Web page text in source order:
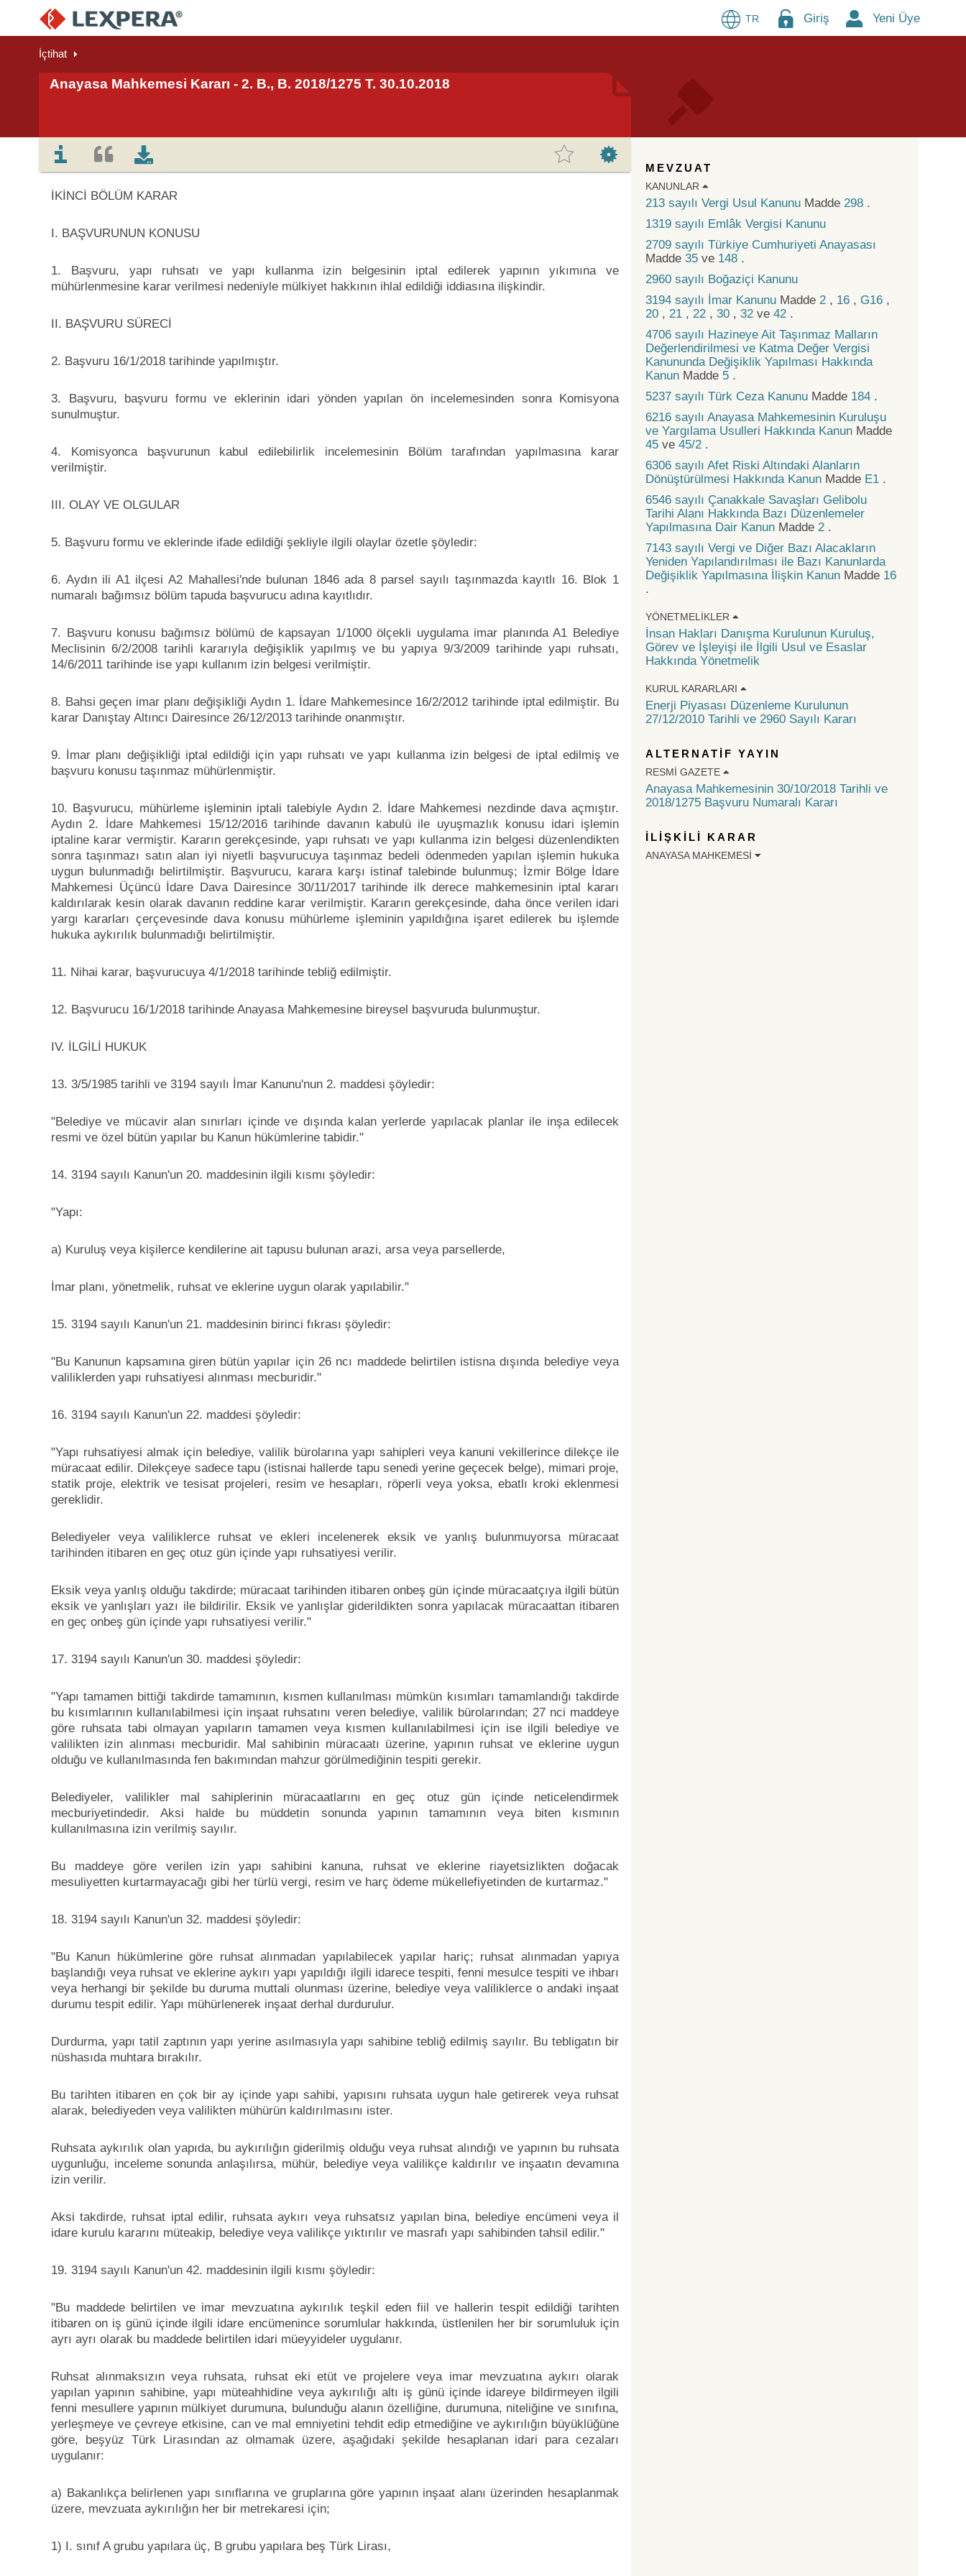
TR Giriş Yeni Üye
İçtihat
Anayasa Mahkemesi Kararı - 2. B., B. 2018/1275 T. 30.10.2018
İKİNCİ BÖLÜM KARAR
I. BAŞVURUNUN KONUSU
1. Başvuru, yapı ruhsatı ve yapı kullanma izin belgesinin iptal edilerek yapının yıkımına ve
mühürlenmesine karar verilmesi nedeniyle mülkiyet hakkının ihlal edildiği iddiasına ilişkindir.
II. BAŞVURU SÜRECİ
2. Başvuru 16/1/2018 tarihinde yapılmıştır.
3. Başvuru, başvuru formu ve eklerinin idari yönden yapılan ön incelemesinden sonra Komisyona
sunulmuştur.
4. Komisyonca başvurunun kabul edilebilirlik incelemesinin Bölüm tarafından yapılmasına karar
verilmiştir.
III. OLAY VE OLGULAR
5. Başvuru formu ve eklerinde ifade edildiği şekliyle ilgili olaylar özetle şöyledir:
6. Aydın ili A1 ilçesi A2 Mahallesi'nde bulunan 1846 ada 8 parsel sayılı taşınmazda kayıtlı 16. Blok 1
numaralı bağımsız bölüm tapuda başvurucu adına kayıtlıdır.
7. Başvuru konusu bağımsız bölümü de kapsayan 1/1000 ölçekli uygulama imar planında A1 Belediye
Meclisinin 6/2/2008 tarihli kararıyla değişiklik yapılmış ve bu yapıya 9/3/2009 tarihinde yapı ruhsatı,
14/6/2011 tarihinde ise yapı kullanım izin belgesi verilmiştir.
8. Bahsi geçen imar planı değişikliği Aydın 1. İdare Mahkemesince 16/2/2012 tarihinde iptal edilmiştir. Bu
karar Danıştay Altıncı Dairesince 26/12/2013 tarihinde onanmıştır.
9. İmar planı değişikliği iptal edildiği için yapı ruhsatı ve yapı kullanma izin belgesi de iptal edilmiş ve
başvuru konusu taşınmaz mühürlenmiştir.
10. Başvurucu, mühürleme işleminin iptali talebiyle Aydın 2. İdare Mahkemesi nezdinde dava açmıştır.
Aydın 2. İdare Mahkemesi 15/12/2016 tarihinde davanın kabulü ile uyuşmazlık konusu idari işlemin
iptaline karar vermiştir. Kararın gerekçesinde, yapı ruhsatı ve yapı kullanma izin belgesi düzenlendikten
sonra taşınmazı satın alan iyi niyetli başvurucuya taşınmaz bedeli ödenmeden yapılan işlemin hukuka
uygun bulunmadığı belirtilmiştir. Başvurucu, karara karşı istinaf talebinde bulunmuş; İzmir Bölge İdare
Mahkemesi Üçüncü İdare Dava Dairesince 30/11/2017 tarihinde ilk derece mahkemesinin iptal kararı
kaldırılarak kesin olarak davanın reddine karar verilmiştir. Kararın gerekçesinde, daha önce verilen idari
yargı kararları çerçevesinde dava konusu mühürleme işleminin yapıldığına işaret edilerek bu işlemde
hukuka aykırılık bulunmadığı belirtilmiştir.
11. Nihai karar, başvurucuya 4/1/2018 tarihinde tebliğ edilmiştir.
12. Başvurucu 16/1/2018 tarihinde Anayasa Mahkemesine bireysel başvuruda bulunmuştur.
IV. İLGİLİ HUKUK
13. 3/5/1985 tarihli ve 3194 sayılı İmar Kanunu'nun 2. maddesi şöyledir:
"Belediye ve mücavir alan sınırları içinde ve dışında kalan yerlerde yapılacak planlar ile inşa edilecek
resmi ve özel bütün yapılar bu Kanun hükümlerine tabidir."
14. 3194 sayılı Kanun'un 20. maddesinin ilgili kısmı şöyledir:
"Yapı:
a) Kuruluş veya kişilerce kendilerine ait tapusu bulunan arazi, arsa veya parsellerde,
İmar planı, yönetmelik, ruhsat ve eklerine uygun olarak yapılabilir."
15. 3194 sayılı Kanun'un 21. maddesinin birinci fıkrası şöyledir:
"Bu Kanunun kapsamına giren bütün yapılar için 26 ncı maddede belirtilen istisna dışında belediye veya
valiliklerden yapı ruhsatiyesi alınması mecburidir."
16. 3194 sayılı Kanun'un 22. maddesi şöyledir:
"Yapı ruhsatiyesi almak için belediye, valilik bürolarına yapı sahipleri veya kanuni vekillerince dilekçe ile
müracaat edilir. Dilekçeye sadece tapu (istisnai hallerde tapu senedi yerine geçecek belge), mimari proje,
statik proje, elektrik ve tesisat projeleri, resim ve hesapları, röperli veya yoksa, ebatlı kroki eklenmesi
gereklidir.
Belediyeler veya valiliklerce ruhsat ve ekleri incelenerek eksik ve yanlış bulunmuyorsa müracaat
tarihinden itibaren en geç otuz gün içinde yapı ruhsatiyesi verilir.
Eksik veya yanlış olduğu takdirde; müracaat tarihinden itibaren onbeş gün içinde müracaatçıya ilgili bütün
eksik ve yanlışları yazı ile bildirilir. Eksik ve yanlışlar giderildikten sonra yapılacak müracaattan itibaren
en geç onbeş gün içinde yapı ruhsatiyesi verilir."
17. 3194 sayılı Kanun'un 30. maddesi şöyledir:
"Yapı tamamen bittiği takdirde tamamının, kısmen kullanılması mümkün kısımları tamamlandığı takdirde
bu kısımlarının kullanılabilmesi için inşaat ruhsatını veren belediye, valilik bürolarından; 27 nci maddeye
göre ruhsata tabi olmayan yapıların tamamen veya kısmen kullanılabilmesi için ise ilgili belediye ve
valilikten izin alınması mecburidir. Mal sahibinin müracaatı üzerine, yapının ruhsat ve eklerine uygun
olduğu ve kullanılmasında fen bakımından mahzur görülmediğinin tespiti gerekir.
Belediyeler, valilikler mal sahiplerinin müracaatlarını en geç otuz gün içinde neticelendirmek
mecburiyetindedir. Aksi halde bu müddetin sonunda yapının tamamının veya biten kısmının
kullanılmasına izin verilmiş sayılır.
Bu maddeye göre verilen izin yapı sahibini kanuna, ruhsat ve eklerine riayetsizlikten doğacak
mesuliyetten kurtarmayacağı gibi her türlü vergi, resim ve harç ödeme mükellefiyetinden de kurtarmaz."
18. 3194 sayılı Kanun'un 32. maddesi şöyledir:
"Bu Kanun hükümlerine göre ruhsat alınmadan yapılabilecek yapılar hariç; ruhsat alınmadan yapıya
başlandığı veya ruhsat ve eklerine aykırı yapı yapıldığı ilgili idarece tespiti, fenni mesulce tespiti ve ihbarı
veya herhangi bir şekilde bu duruma muttali olunması üzerine, belediye veya valiliklerce o andaki inşaat
durumu tespit edilir. Yapı mühürlenerek inşaat derhal durdurulur.
Durdurma, yapı tatil zaptının yapı yerine asılmasıyla yapı sahibine tebliğ edilmiş sayılır. Bu tebligatın bir
nüshasıda muhtara bırakılır.
Bu tarihten itibaren en çok bir ay içinde yapı sahibi, yapısını ruhsata uygun hale getirerek veya ruhsat
alarak, belediyeden veya valilikten mühürün kaldırılmasını ister.
Ruhsata aykırılık olan yapıda, bu aykırılığın giderilmiş olduğu veya ruhsat alındığı ve yapının bu ruhsata
uygunluğu, inceleme sonunda anlaşılırsa, mühür, belediye veya valilikçe kaldırılır ve inşaatın devamına
izin verilir.
Aksi takdirde, ruhsat iptal edilir, ruhsata aykırı veya ruhsatsız yapılan bina, belediye encümeni veya il
idare kurulu kararını müteakip, belediye veya valilikçe yıktırılır ve masrafı yapı sahibinden tahsil edilir."
19. 3194 sayılı Kanun'un 42. maddesinin ilgili kısmı şöyledir:
"Bu maddede belirtilen ve imar mevzuatına aykırılık teşkil eden fiil ve hallerin tespit edildiği tarihten
itibaren on iş günü içinde ilgili idare encümenince sorumlular hakkında, üstlenilen her bir sorumluluk için
ayrı ayrı olarak bu maddede belirtilen idari müeyyideler uygulanır.
Ruhsat alınmaksızın veya ruhsata, ruhsat eki etüt ve projelere veya imar mevzuatına aykırı olarak
yapılan yapının sahibine, yapı müteahhidine veya aykırılığı altı iş günü içinde idareye bildirmeyen ilgili
fenni mesullere yapının mülkiyet durumuna, bulunduğu alanın özelliğine, durumuna, niteliğine ve sınıfına,
yerleşmeye ve çevreye etkisine, can ve mal emniyetini tehdit edip etmediğine ve aykırılığın büyüklüğüne
göre, beşyüz Türk Lirasından az olmamak üzere, aşağıdaki şekilde hesaplanan idari para cezaları
uygulanır:
a) Bakanlıkça belirlenen yapı sınıflarına ve gruplarına göre yapının inşaat alanı üzerinden hesaplanmak
üzere, mevzuata aykırılığın her bir metrekaresi için;
1) I. sınıf A grubu yapılara üç, B grubu yapılara beş Türk Lirası,
MEVZUAT
KANUNLAR
213 sayılı Vergi Usul Kanunu Madde 298 .
1319 sayılı Emlâk Vergisi Kanunu
2709 sayılı Türkiye Cumhuriyeti Anayasası
Madde 35 ve 148 .
2960 sayılı Boğaziçi Kanunu
3194 sayılı İmar Kanunu Madde 2 , 16 , G16 ,
20 , 21 , 22 , 30 , 32 ve 42 .
4706 sayılı Hazineye Ait Taşınmaz Malların
Değerlendirilmesi ve Katma Değer Vergisi
Kanununda Değişiklik Yapılması Hakkında
Kanun Madde 5 .
5237 sayılı Türk Ceza Kanunu Madde 184 .
6216 sayılı Anayasa Mahkemesinin Kuruluşu
ve Yargılama Usulleri Hakkında Kanun Madde
45 ve 45/2 .
6306 sayılı Afet Riski Altındaki Alanların
Dönüştürülmesi Hakkında Kanun Madde E1 .
6546 sayılı Çanakkale Savaşları Gelibolu
Tarihi Alanı Hakkında Bazı Düzenlemeler
Yapılmasına Dair Kanun Madde 2 .
7143 sayılı Vergi ve Diğer Bazı Alacakların
Yeniden Yapılandırılması ile Bazı Kanunlarda
Değişiklik Yapılmasına İlişkin Kanun Madde 16
.
YÖNETMELIKLER
İnsan Hakları Danışma Kurulunun Kuruluş,
Görev ve İşleyişi ile İlgili Usul ve Esaslar
Hakkında Yönetmelik
KURUL KARARLARI
Enerji Piyasası Düzenleme Kurulunun
27/12/2010 Tarihli ve 2960 Sayılı Kararı
ALTERNATİF YAYIN
RESMI GAZETE
Anayasa Mahkemesinin 30/10/2018 Tarihli ve
2018/1275 Başvuru Numaralı Kararı
İLİŞKİLİ KARAR
ANAYASA MAHKEMESI